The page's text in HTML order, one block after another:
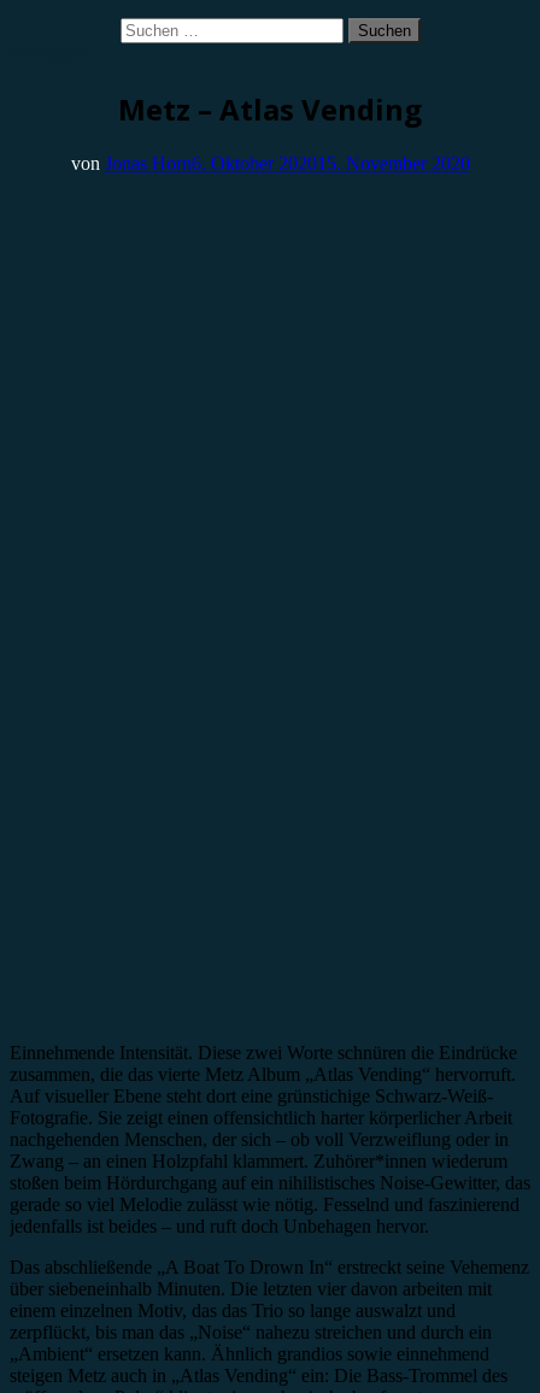
Suchen
nach:
Metz – Atlas Vending
von Jonas Horn6. Oktober 202015. November 2020
Einnehmende Intensität. Diese zwei Worte schnüren die Eindrücke
zusammen, die das vierte Metz Album „Atlas Vending“ hervorruft.
Auf visueller Ebene steht dort eine grünstichige Schwarz-Weiß-
Fotografie. Sie zeigt einen offensichtlich harter körperlicher Arbeit
nachgehenden Menschen, der sich – ob voll Verzweiflung oder in
Zwang – an einen Holzpfahl klammert. Zuhörer*innen wiederum
stoßen beim Hördurchgang auf ein nihilistisches Noise-Gewitter, das
gerade so viel Melodie zulässt wie nötig. Fesselnd und faszinierend
jedenfalls ist beides – und ruft doch Unbehagen hervor.
Das abschließende „A Boat To Drown In“ erstreckt seine Vehemenz
über siebeneinhalb Minuten. Die letzten vier davon arbeiten mit
einem einzelnen Motiv, das das Trio so lange auswalzt und
zerpflückt, bis man das „Noise“ nahezu streichen und durch ein
„Ambient“ ersetzen kann. Ähnlich grandios sowie einnehmend
steigen Metz auch in „Atlas Vending“ ein: Die Bass-Trommel des